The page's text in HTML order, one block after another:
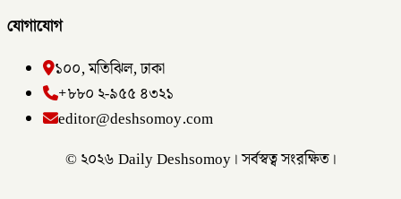
যোগাযোগ
১০০, মতিঝিল, ঢাকা
+৮৮০ ২-৯৫৫ ৪৩২১
editor@deshsomoy.com
© ২০২৬ Daily Deshsomoy। সর্বস্বত্ব সংরক্ষিত।